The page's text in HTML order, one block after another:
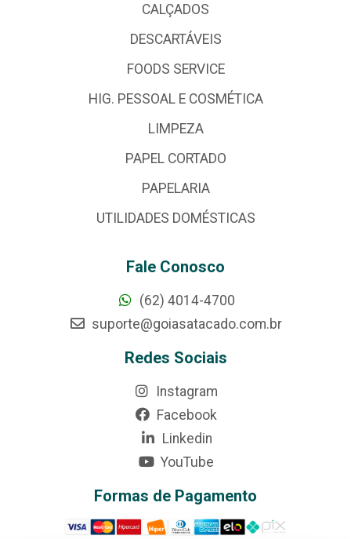
CALÇADOS
DESCARTÁVEIS
FOODS SERVICE
HIG. PESSOAL E COSMÉTICA
LIMPEZA
PAPEL CORTADO
PAPELARIA
UTILIDADES DOMÉSTICAS
Fale Conosco
(62) 4014-4700
suporte@goiasatacado.com.br
Redes Sociais
Instagram
Facebook
Linkedin
YouTube
Formas de Pagamento